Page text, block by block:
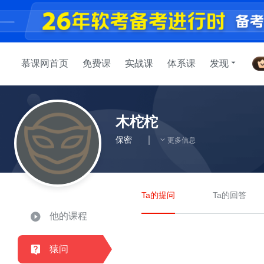
慕课网首页 免费课 实战课 体系课 发现
木柁柁
保密 更多信息
他的课程
猿问
Ta的提问 Ta的回答